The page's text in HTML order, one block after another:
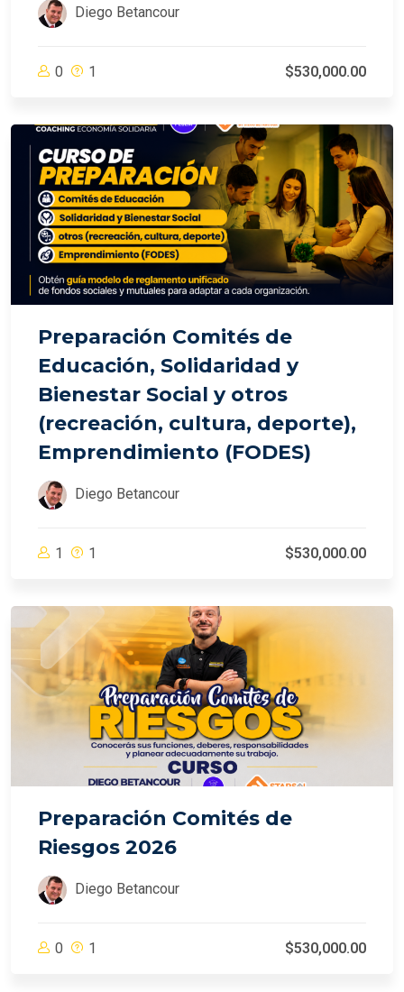
Diego Betancour
0 1 $530,000.00
Preparación Comités de
Educación, Solidaridad y
Bienestar Social y otros
(recreación, cultura, deporte),
Emprendimiento (FODES)
Diego Betancour
1 1 $530,000.00
Preparación Comités de
Riesgos 2026
Diego Betancour
0 1 $530,000.00